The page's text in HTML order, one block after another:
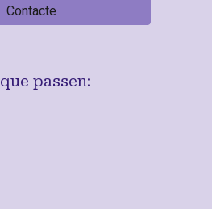
Contacte
passen: